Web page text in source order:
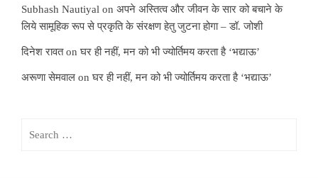
Subhash Nautiyal on अपने अस्तित्व और जीवन के सार को बचाने के
लिये सामूहिक रूप से प्रकृति के संरक्षण हेतु जुटना होगा – डॉ. जोशी
दिनेश रावतonघर ही नहीं, मन को भी ज्योर्तिमय करता है ‘भद्याऊ’
अरूणा सेमवाल onघर ही नहीं, मन को भी ज्योर्तिमय करता है ‘भद्याऊ’